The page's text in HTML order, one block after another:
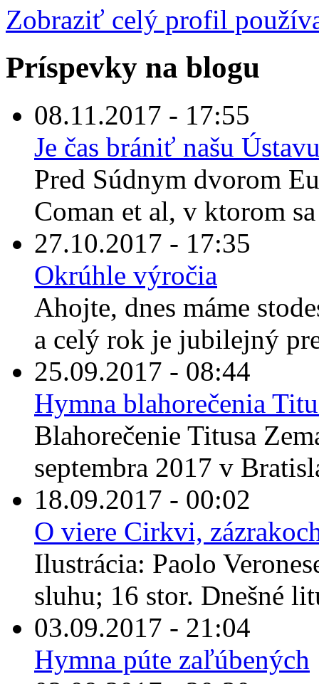
Zobraziť celý profil
Príspevky na blogu
08.11.2017 - 17:55
Je čas brániť našu
Pred Súdnym dvorom
Coman et al, v ktorom
27.10.2017 - 17:35
Okrúhle výročia
Ahojte, dnes máme
a celý rok je jubilejný
25.09.2017 - 08:44
Hymna blahorečenia
Blahorečenie Titusa
septembra 2017 v
18.09.2017 - 00:02
O viere Cirkvi,
Ilustrácia: Paolo
sluhu; 16 stor. Dnešné
03.09.2017 - 21:04
Hymna púte zaľúbených